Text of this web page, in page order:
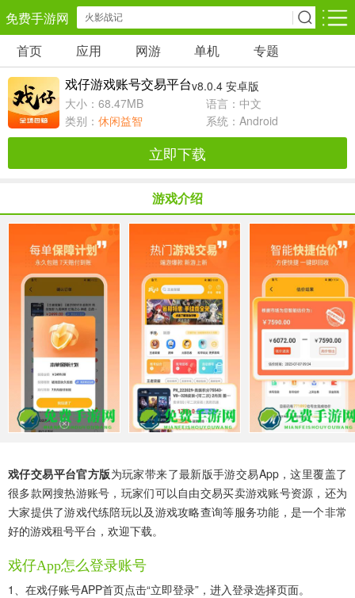
免费手游网
安卓网游 安卓单机 安卓应用
角色扮演
策略塔防
射击枪战
仙侠网游 棋牌游戏 音乐游戏
手游辅助 回合网游 国战网游
儿童教育 体育运动
首页 应用 网游 单机 专题
戏仔游戏账号交易平台v8.0.4 安卓版
大小：68.47MB
语言：中文
类别： 休闲益智 系统：Android
立即下载
游戏介绍
戏仔交易平台官方版为玩家带来了最新版手游交易app，这里覆盖了
很多款网搜热游账号，玩家们可以自由交易买卖游戏账号资源，还为
大家提供了游戏代练陪玩以及游戏攻略查询等服务功能，是一个非常
好的游戏租号平台，欢迎下载。
戏仔app怎么登录账号
1、在戏仔账号APP首页点击“立即登录”，进入登录选择页面。